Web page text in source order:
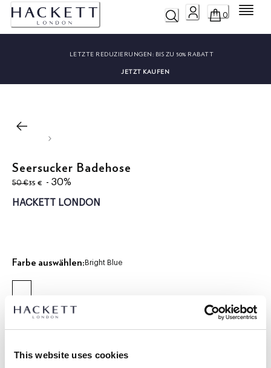
This website uses cookies
0 Menü
LETZTE REDUZIERUNGEN: BIS ZU 50% RABATT
JETZT KAUFEN
Seersucker Badehose
50 €
ursprünglicher Preis 50 €
35 €
aktueller Preis 35 €
- 30%
HACKETT LONDON
Farbe auswählen: Bright Blue
GRÖßE AUSWÄHLEN:
5 7 9 11 13 15